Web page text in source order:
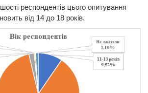
респондентів цього опитування
від 14 до 18 років.